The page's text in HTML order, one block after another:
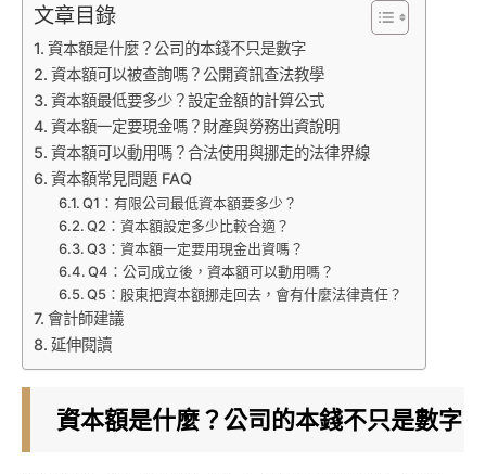
文章目錄
資本額是什麼？公司的本錢不只是數字
資本額可以被查詢嗎？公開資訊查法教學
資本額最低要多少？設定金額的計算公式
資本額一定要現金嗎？財產與勞務出資說明
資本額可以動用嗎？合法使用與挪走的法律界線
資本額常見問題 FAQ
Q1：有限公司最低資本額要多少？
Q2：資本額設定多少比較合適？
Q3：資本額一定要用現金出資嗎？
Q4：公司成立後，資本額可以動用嗎？
Q5：股東把資本額挪走回去，會有什麼法律責任？
會計師建議
延伸閱讀
資本額是什麼？公司的本錢不只是數字